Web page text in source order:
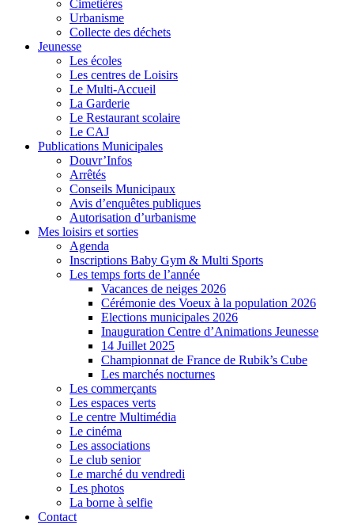
Cimetières
Urbanisme
Collecte des déchets
Jeunesse
Les écoles
Les centres de Loisirs
Le Multi-Accueil
La Garderie
Le Restaurant scolaire
Le CAJ
Publications Municipales
Douvr’Infos
Arrêtés
Conseils Municipaux
Avis d’enquêtes publiques
Autorisation d’urbanisme
Mes loisirs et sorties
Agenda
Inscriptions Baby Gym & Multi Sports
Les temps forts de l’année
Vacances de neiges 2026
Cérémonie des Voeux à la population 2026
Elections municipales 2026
Inauguration Centre d’Animations Jeunesse
14 Juillet 2025
Championnat de France de Rubik’s Cube
Les marchés nocturnes
Les commerçants
Les espaces verts
Le centre Multimédia
Le cinéma
Les associations
Le club senior
Le marché du vendredi
Les photos
La borne à selfie
Contact